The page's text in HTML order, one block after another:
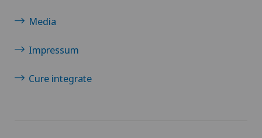
Media
Impressum
Cure integrate